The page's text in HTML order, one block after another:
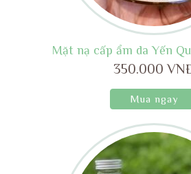
Mặt nạ cấp ẩm da Yến
350.000
Mua ngay